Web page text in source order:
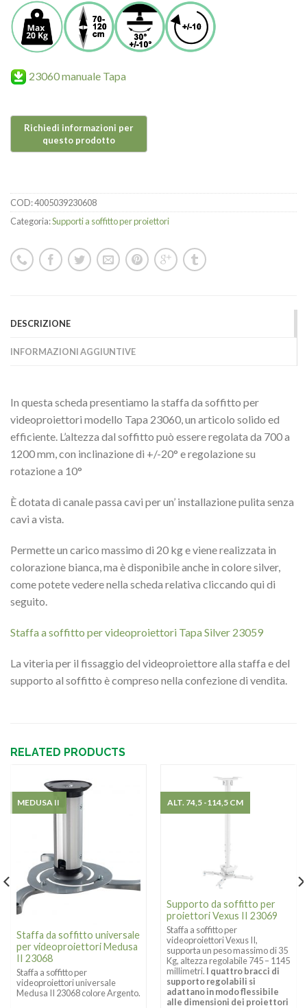
23060 manuale Tapa
COD:4005039230608
Categoria:Supporti a soffitto per proiettori
DESCRIZIONE
INFORMAZIONI AGGIUNTIVE
In questa scheda presentiamo la staffa da soffitto per
videoproiettori modello Tapa 23060, un articolo solido ed
efficiente. L’altezza dal soffitto può essere regolata da 700 a
1200 mm, con inclinazione di +/-20° e regolazione su
rotazione a 10°
È dotata di canale passa cavi per un’ installazione pulita senza
cavi a vista.
Permette un carico massimo di 20 kg e viene realizzata in
colorazione bianca, ma è disponibile anche in colore silver,
come potete vedere nella scheda relativa cliccando qui di
seguito.
Staffa a soffitto per videoproiettori Tapa Silver 23059
La viteria per il fissaggio del videoproiettore alla staffa e del
supporto al soffitto è compreso nella confezione di vendita.
RELATED PRODUCTS
Staffa da soffitto universale
per videoproiettori Medusa
II 23068
Staffa a soffitto per
videoproiettori universale
Medusa II 23068 colore Argento.
MEDUSA II
Supporto da soffitto per
proiettori Vexus II 23069
Staffa a soffitto per
videoproiettoriVexus II,
supporta un peso massimo di 35
Kg, altezza regolabile745 – 1145
millimetri. I quattro bracci di
supporto regolabili si
adattano in modo flessibile
alle dimensioni dei proiettori
ALT. 74,5 -114,5 CM